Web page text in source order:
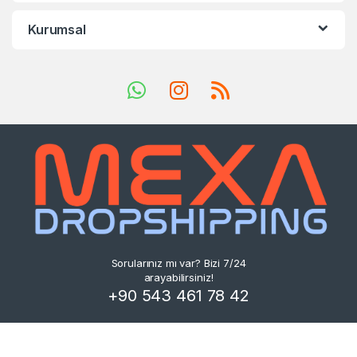
Kurumsal
Sorularınız mı var? Bizi 7/24
arayabilirsiniz!
+90 543 461 78 42